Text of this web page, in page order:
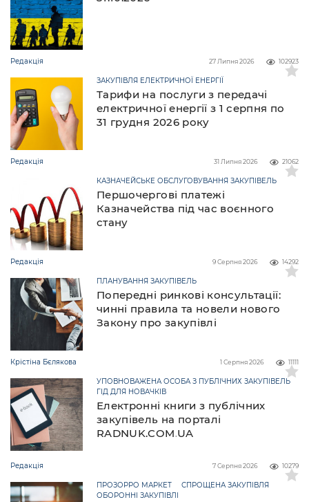
Редакція 102923
27 Липня 2026
Тарифи на послуги з передачі
електричної енергії з 1 серпня по
31 грудня 2026 року
ЗАКУПІВЛЯ ЕЛЕКТРИЧНОЇ ЕНЕРГІЇ
Редакція 21062
31 Липня 2026
Першочергові платежі
Казначейства під час воєнного
стану
КАЗНАЧЕЙСЬКЕ ОБСЛУГОВУВАННЯ ЗАКУПІВЕЛЬ
Редакція 14292
9 Серпня 2026
Попередні ринкові консультації:
чинні правила та новели нового
Закону про закупівлі
ПЛАНУВАННЯ ЗАКУПІВЕЛЬ
Крістіна Бєлякова 11111
1 Серпня 2026
Електронні книги з публічних
закупівель на порталі
RADNUK.COM.UA
УПОВНОВАЖЕНА ОСОБА З ПУБЛІЧНИХ ЗАКУПІВЕЛЬ
ГІД ДЛЯ НОВАЧКІВ
Редакція 10279
7 Серпня 2026
ПРОЗОРРО МАРКЕТ
СПРОЩЕНА ЗАКУПІВЛЯ
ОБОРОННІ ЗАКУПІВЛІ